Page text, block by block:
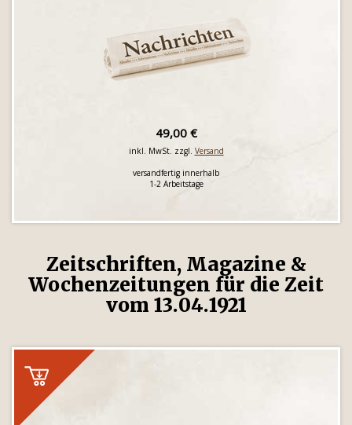
49,00 €
inkl. MwSt. zzgl. Versand
versandfertig innerhalb
1-2 Arbeitstage
Zeitschriften, Magazine &
Wochenzeitungen für die Zeit
vom 13.04.1921